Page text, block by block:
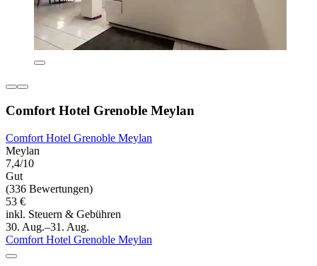
Comfort Hotel Grenoble Meylan
Comfort Hotel Grenoble Meylan
Meylan
7,4/10
Gut
(336 Bewertungen)
53 €
inkl. Steuern & Gebühren
30. Aug.–31. Aug.
Comfort Hotel Grenoble Meylan